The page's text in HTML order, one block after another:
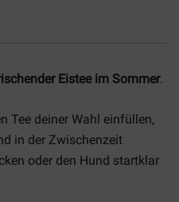
Eistee im Sommer.
Tee deiner Wahl einfüllen,
in der Zwischenzeit
oder den Hund startklar